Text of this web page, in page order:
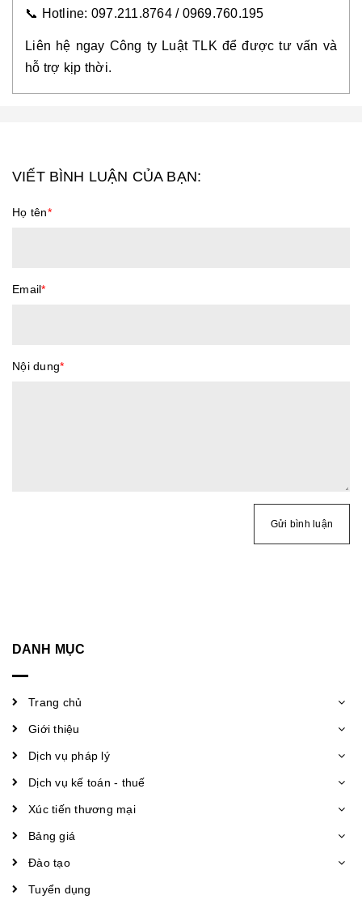
📞 Hotline: 097.211.8764 / 0969.760.195
Liên hệ ngay Công ty Luật TLK để được tư vấn và
hỗ trợ kịp thời.
VIẾT BÌNH LUẬN CỦA BẠN:
Họ tên*
Email*
Nội dung*
Gửi bình luận
DANH MỤC
Trang chủ
Giới thiệu
Dịch vụ pháp lý
Dịch vụ kế toán - thuế
Xúc tiến thương mại
Bảng giá
Đào tạo
Tuyển dụng